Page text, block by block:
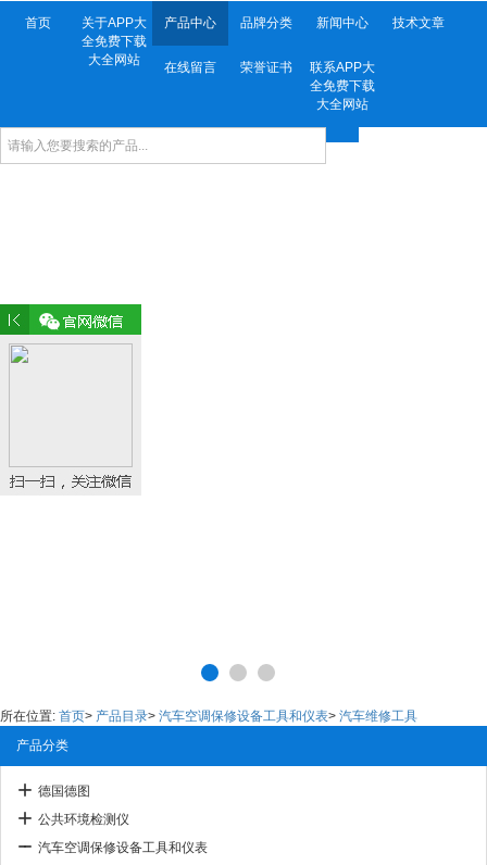
首页
关于APP大
全免费下载
大全网站
产品中心 品牌分类 新闻中心 技术文章
在线留言 荣誉证书
联系APP大
全免费下载
大全网站
所在位置: 首页> 产品目录> 汽车空调保修设备工具和仪表> 汽车维修工具
产品分类
德国德图
公共环境检测仪
汽车空调保修设备工具和仪表